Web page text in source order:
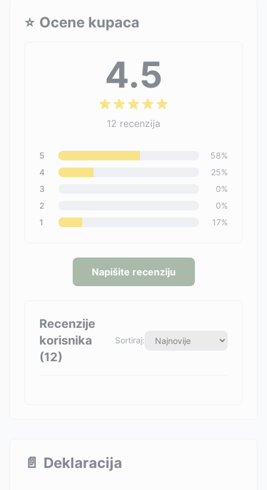
⭐ Ocene kupaca
4.5
12 recenzija
5 58%
4
25%
3
0%
2
0%
1
17%
Napišite recenziju
Recenzije
korisnika
(12)
Sortiraj:
📄 Deklaracija